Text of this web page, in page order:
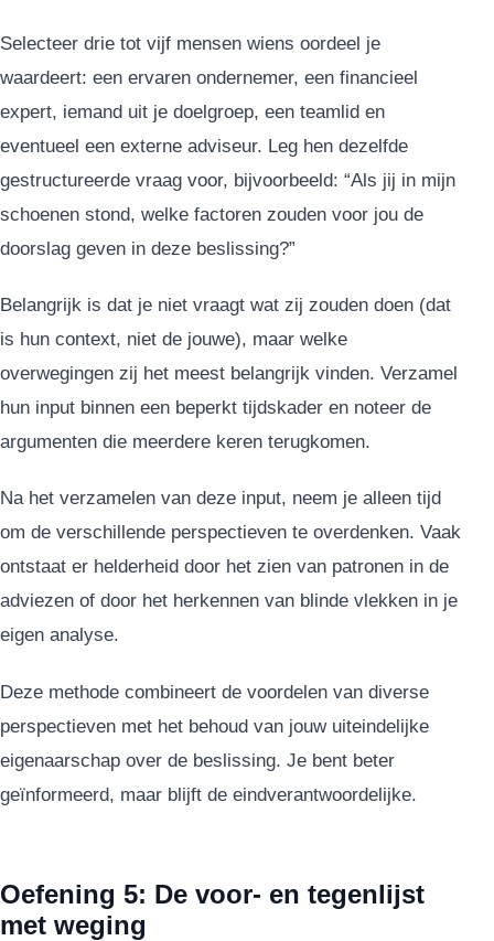
Selecteer drie tot vijf mensen wiens oordeel je
waardeert: een ervaren ondernemer, een financieel
expert, iemand uit je doelgroep, een teamlid en
eventueel een externe adviseur. Leg hen dezelfde
gestructureerde vraag voor, bijvoorbeeld: “Als jij in mijn
schoenen stond, welke factoren zouden voor jou de
doorslag geven in deze beslissing?”
Belangrijk is dat je niet vraagt wat zij zouden doen (dat
is hun context, niet de jouwe), maar welke
overwegingen zij het meest belangrijk vinden. Verzamel
hun input binnen een beperkt tijdskader en noteer de
argumenten die meerdere keren terugkomen.
Na het verzamelen van deze input, neem je alleen tijd
om de verschillende perspectieven te overdenken. Vaak
ontstaat er helderheid door het zien van patronen in de
adviezen of door het herkennen van blinde vlekken in je
eigen analyse.
Deze methode combineert de voordelen van diverse
perspectieven met het behoud van jouw uiteindelijke
eigenaarschap over de beslissing. Je bent beter
geïnformeerd, maar blijft de eindverantwoordelijke.
Oefening 5: De voor- en tegenlijst
met weging